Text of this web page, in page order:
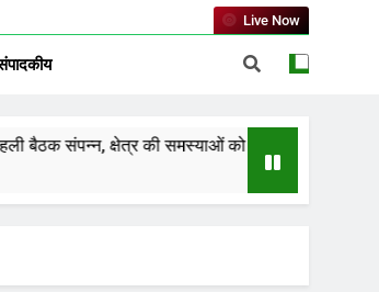
Live Now
की समस्याओं को लेकर खुलकर हुई चर्चा